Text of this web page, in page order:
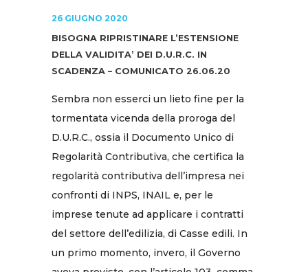
26 GIUGNO 2020
BISOGNA RIPRISTINARE L’ESTENSIONE
DELLA VALIDITA’ DEI D.U.R.C. IN
SCADENZA – COMUNICATO 26.06.20
Sembra non esserci un lieto fine per la
tormentata vicenda della proroga del
D.U.R.C., ossia il Documento Unico di
Regolarità Contributiva, che certifica la
regolarità contributiva dell’impresa nei
confronti di INPS, INAIL e, per le
imprese tenute ad applicare i contratti
del settore dell’edilizia, di Casse edili. In
un primo momento, invero, il Governo